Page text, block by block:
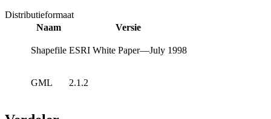
Distributieformaat
Naam
Versie
Shapefile ESRI White Paper—July 1998
GML 2.1.2